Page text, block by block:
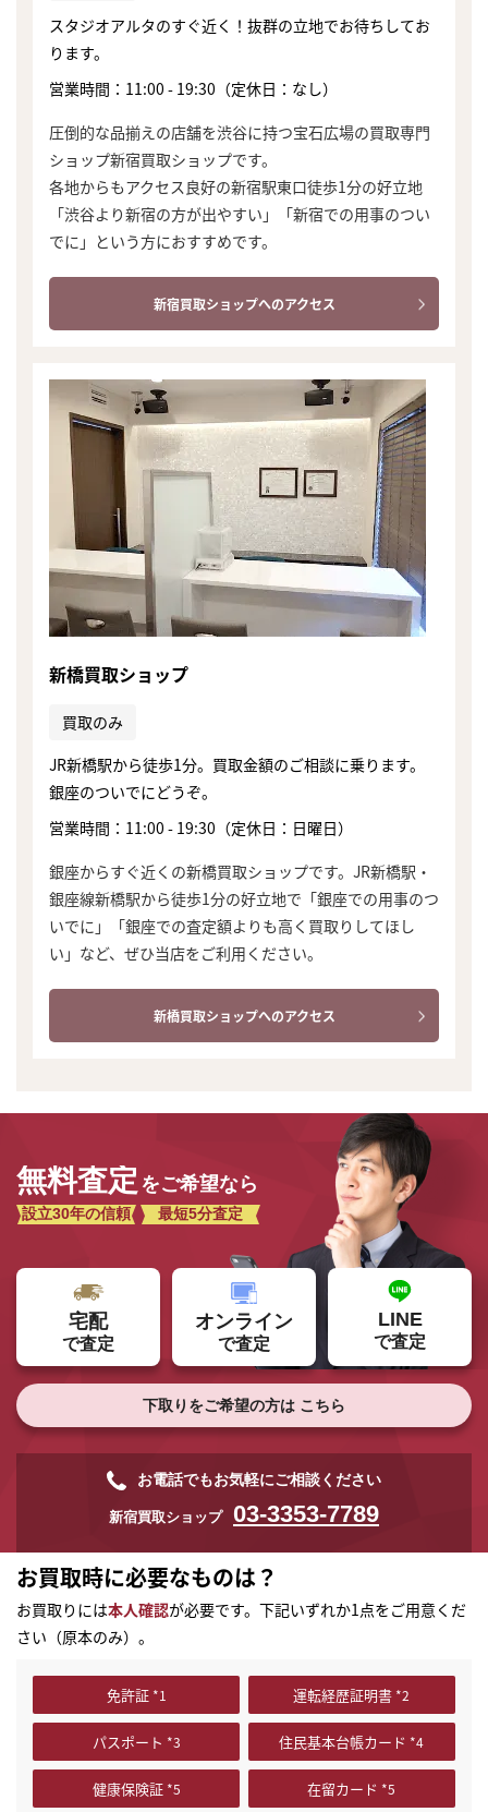
スタジオアルタのすぐ近く！抜群の立地でお待ちしてお
ります。
営業時間：11:00 - 19:30（定休日：なし）
圧倒的な品揃えの店舗を渋谷に持つ宝石広場の買取専門
ショップ新宿買取ショップです。
各地からもアクセス良好の新宿駅東口徒歩1分の好立地
「渋谷より新宿の方が出やすい」「新宿での用事のつい
でに」という方におすすめです。
新宿買取ショップへのアクセス
新橋買取ショップ
買取のみ
JR新橋駅から徒歩1分。買取金額のご相談に乗ります。
銀座のついでにどうぞ。
営業時間：11:00 - 19:30（定休日：日曜日）
銀座からすぐ近くの新橋買取ショップです。JR新橋駅・
銀座線新橋駅から徒歩1分の好立地で「銀座での用事のつ
いでに」「銀座での査定額よりも高く買取りしてほし
い」など、ぜひ当店をご利用ください。
新橋買取ショップへのアクセス
無料査定 をご希望なら
設立30年の信頼 最短5分査定
宅配
で査定
オンライン
で査定
LINE
で査定
下取りをご希望の方は こちら
お電話でもお気軽にご相談ください
新宿買取ショップ 03-3353-7789
お買取時に必要なものは？
お買取りには本人確認が必要です。下記いずれか1点をご用意くだ
さい（原本のみ）。
免許証 運転経歴証明書
パスポート 住民基本台帳カード
健康保険証 在留カード
まずは
かんたん30秒でお試し査定